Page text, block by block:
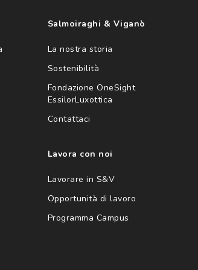
Salmoiraghi & Viganò
La nostra storia
Sostenibilità
Fondazione OneSight
EssilorLuxottica
Contattaci
Lavora con noi
Lavorare in S&V
Opportunità di lavoro
Programma Campus